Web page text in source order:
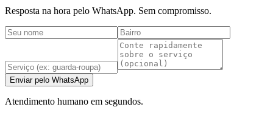
Resposta na hora pelo WhatsApp. Sem compromisso.
Enviar pelo WhatsApp
Atendimento humano em segundos.